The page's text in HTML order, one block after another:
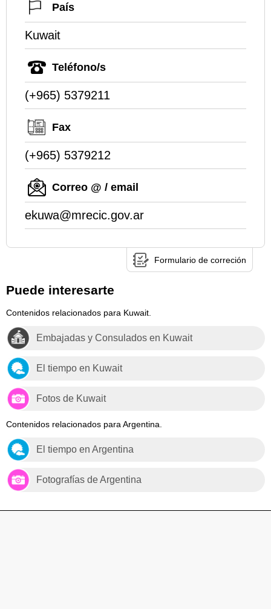
País
Kuwait
Teléfono/s
(+965) 5379211
Fax
(+965) 5379212
Correo @ / email
ekuwa@mrecic.gov.ar
Formulario de correción
Puede interesarte
Contenidos relacionados para Kuwait.
Embajadas y Consulados en Kuwait
El tiempo en Kuwait
Fotos de Kuwait
Contenidos relacionados para Argentina.
El tiempo en Argentina
Fotografías de Argentina